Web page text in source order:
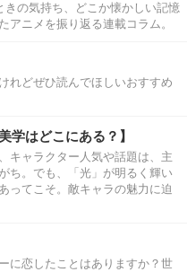
きの気持ち、どこか懐かしい記憶
ニメを振り返る連載コラム。
れどぜひ読んでほしいおすすめ
学はどこにある？】
キャラクター人気や話題は、主
ち。でも、「光」が明るく輝い
ってこそ。敵キャラの魅力に迫
に恋したことはありますか？世